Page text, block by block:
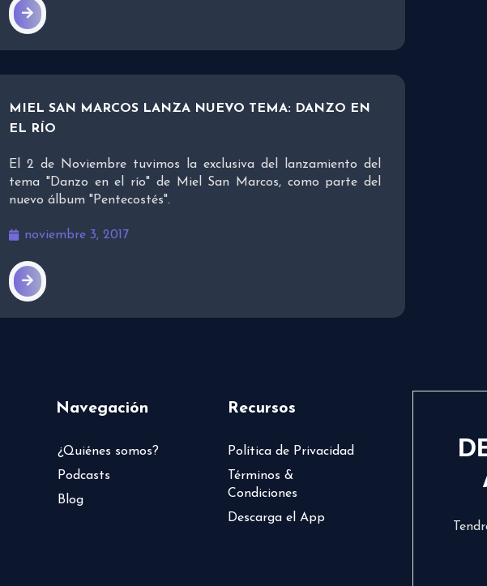
MIEL SAN MARCOS LANZA NUEVO TEMA: DANZO EN
EL RÍO
El 2 de Noviembre tuvimos la exclusiva del lanzamiento del
tema "Danzo en el río" de Miel San Marcos, como parte del
nuevo álbum "Pentecostés".
noviembre 3, 2017
Navegación
¿Quiénes somos?
Podcasts
Blog
Recursos
Política de Privacidad
Términos &
Condiciones
Descarga el App